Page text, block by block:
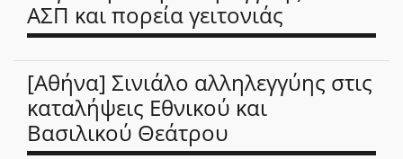
ΑΣΠ και πορεία γειτονιάς
[Αθήνα] Σινιάλο αλληλεγγύης στις
καταλήψεις Εθνικού και
Βασιλικού Θεάτρου